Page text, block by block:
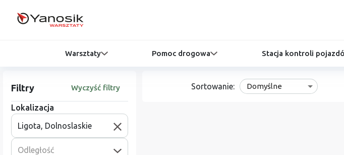
Warsztaty Pomoc drogowa Stacja kontroli
Filtry Wyczyść filtry
Lokalizacja
Odległość
Sortowanie: Domyślne